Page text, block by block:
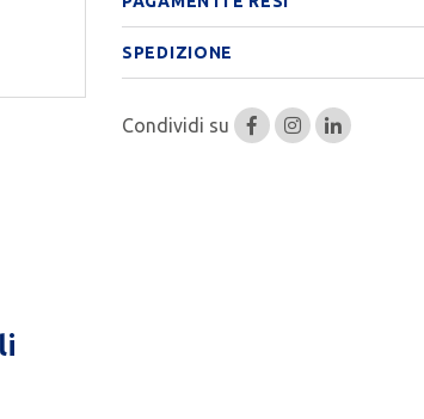
SPEDIZIONE
Condividi su